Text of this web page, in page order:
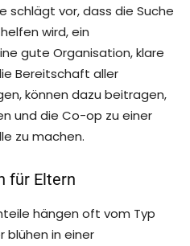
schlägt vor, dass die Suche
wird, ein
gute Organisation, klare
Bereitschaft aller
können dazu beitragen,
und die Co-op zu einer
zu machen.
für Eltern
hängen oft vom Typ
blühen in einer